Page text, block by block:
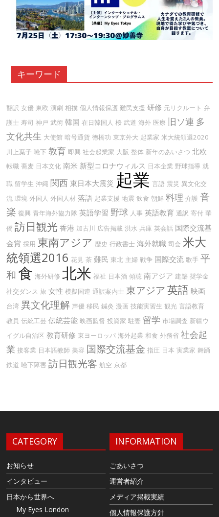
キーワード
翻訳 女優 東欧 演劇 相撲 個人情報保護 難民支援 研修 元リクルート 弁
護士 寿司 神戸 武術 韓国 在日韓国人 桜 武道 海外 医療 旧ソ連 多
文化共生 大使館 暗号通貨 徳橋功 東京外大 起業家 米大統領選2020
川上葉子 嚥下 教育 即興 社会起業家 大阪 整体 新年のあいさつ 北欧
転職 蕎麦 日本文化 南米 新型コロナウィルス 日本企業 野球指導 就
職 留学生 沖縄 関西 東日本大震災 起業 言語 震災 異文化交
流 環境 外国人 外国人材 落語 起業支援 地震 飲食 朝鮮 料理 介護 音
楽 復興 青年海外協力隊 英語学習 野球 人事 英語教育 通訳 寄付 華
僑 訪日観光 香港 加古川 広告掲載 洪水 兵庫 英会話 国際交流基
金賞 採用 東南アジア 歴史 行政書士 海外就職 司会 米大
統領選2016 花見 茶 難民 東北 主婦 戦争 国際交流 歌手 平
和 食 海外研修 北米 福祉 日本酒 傾聴 南アジア 建築 奨学金
社交ダンス 旅 女性 模擬国連 通訳案内士 東アジア 英語 映画
台湾 異文化理解 声優 移民 鍼灸 漫画 技能実習生 観光 言語教育
教員 伝統工芸 伝統芸能 映画監督 投資家 駐妻 留学 市場調査 新疆ウ
イグル自治区 教育研修 東ヨーロッパ 海外起業 和食 外務省 社会起
業 接客業 日本語教師 美容 国際交流基金 指圧 日本 実業家 舞踊
鉄道 嚥下障害 訪日観光客 航空 京都
CATEGORY
お知らせ
インタビュー
日本から世界へ
My Eyes London
INFORMATION
ごあいさつ
運営者紹介
メディア掲載実績
個人情報保護方針